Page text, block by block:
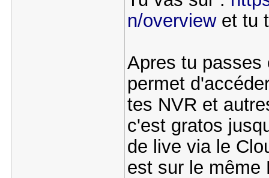
n/overviewet tu
Apres tu passes
permet
tes NVR et
c'est gratos
de live via le
est sur le même